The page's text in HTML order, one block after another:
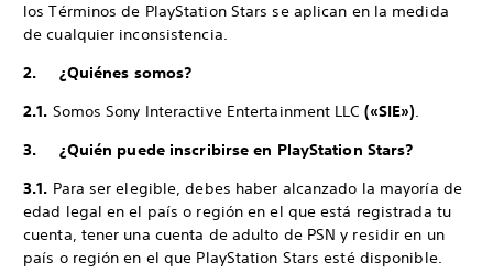
los Términos de PlayStation Stars se aplican en la medida
de cualquier inconsistencia.
2. ¿Quiénes somos?
2.1. Somos Sony Interactive Entertainment LLC («SIE»).
3. ¿Quién puede inscribirse en PlayStation Stars?
3.1. Para ser elegible, debes haber alcanzado la mayoría de
edad legal en el país o región en el que está registrada tu
cuenta, tener una cuenta de adulto de PSN y residir en un
país o región en el que PlayStation Stars esté disponible.